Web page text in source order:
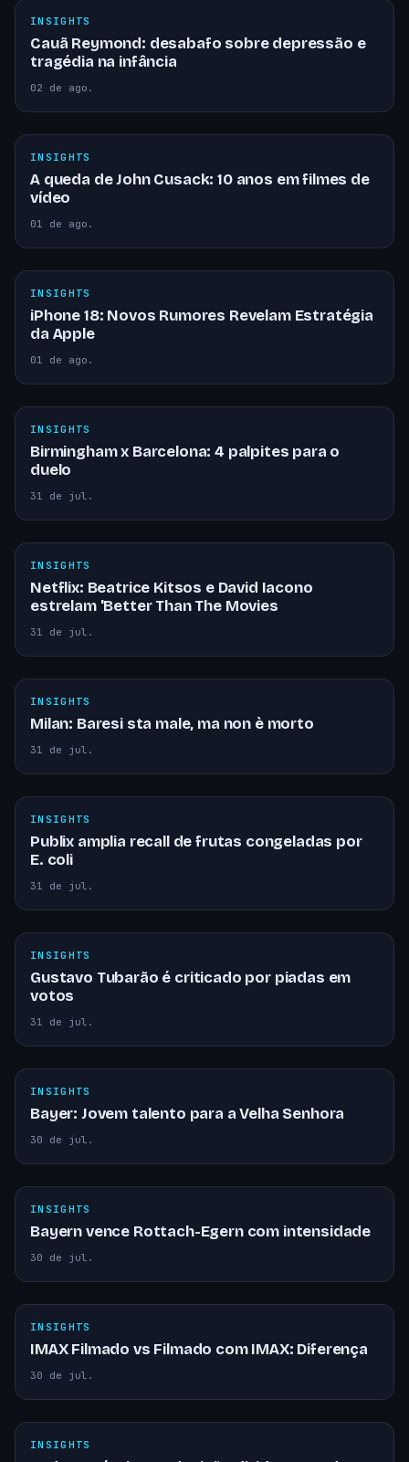
INSIGHTS
Cauã Reymond: desabafo sobre depressão e
tragédia na infância
02 de ago.
INSIGHTS
A queda de John Cusack: 10 anos em filmes de
vídeo
01 de ago.
INSIGHTS
iPhone 18: Novos Rumores Revelam Estratégia
da Apple
01 de ago.
INSIGHTS
Birmingham x Barcelona: 4 palpites para o
duelo
31 de jul.
INSIGHTS
Netflix: Beatrice Kitsos e David Iacono
estrelam 'Better Than The Movies
31 de jul.
INSIGHTS
Milan: Baresi sta male, ma non è morto
31 de jul.
INSIGHTS
Publix amplia recall de frutas congeladas por
E. coli
31 de jul.
INSIGHTS
Gustavo Tubarão é criticado por piadas em
votos
31 de jul.
INSIGHTS
Bayer: Jovem talento para a Velha Senhora
30 de jul.
INSIGHTS
Bayern vence Rottach-Egern com intensidade
30 de jul.
INSIGHTS
IMAX Filmado vs Filmado com IMAX: Diferença
30 de jul.
INSIGHTS